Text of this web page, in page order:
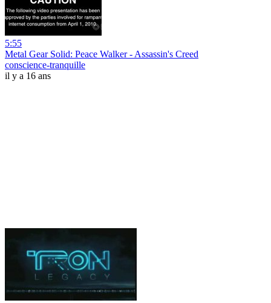
5:55
Metal Gear Solid: Peace Walker - Assassin's Creed
conscience-tranquille
il y a 16 ans